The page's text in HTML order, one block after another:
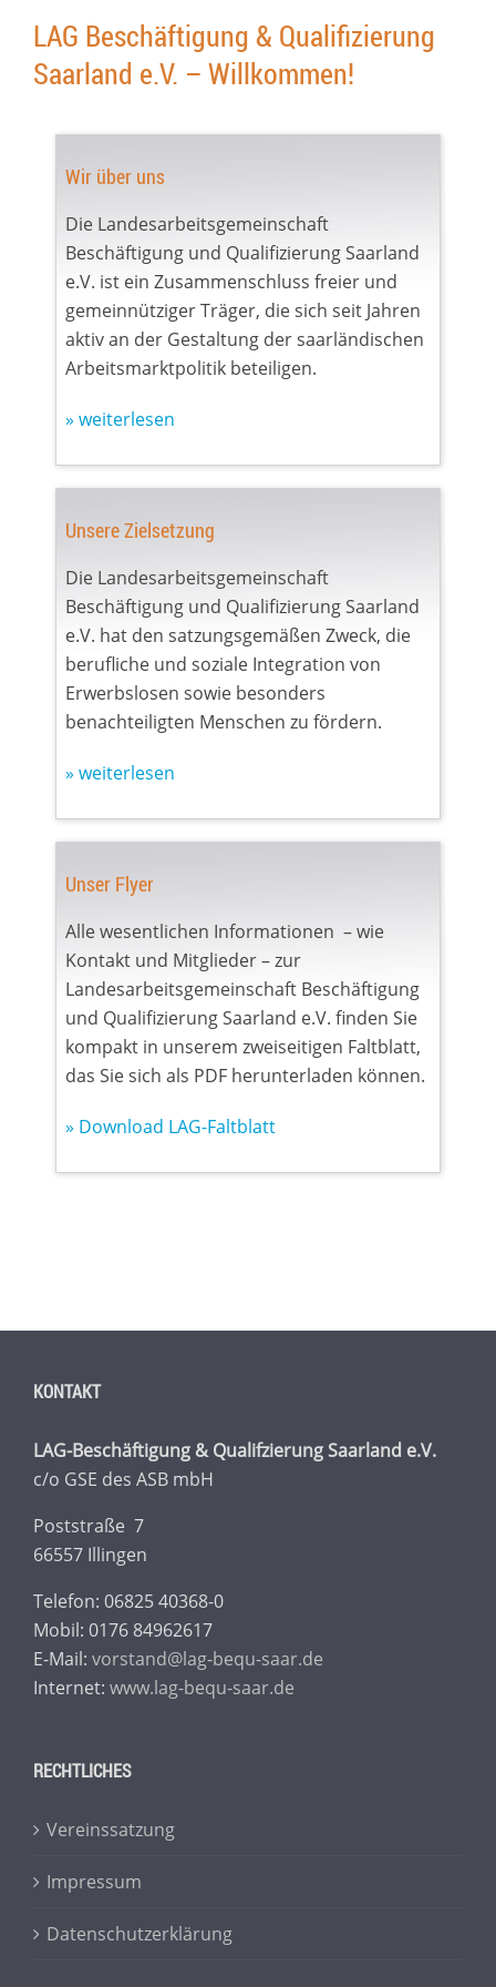
LAG Beschäftigung & Qualifizierung
Saarland e.V. – Willkommen!
Wir über uns
Die Landesarbeitsgemeinschaft
Beschäftigung und Qualifizierung Saarland
e.V. ist ein Zusammenschluss freier und
gemeinnütziger Träger, die sich seit Jahren
aktiv an der Gestaltung der saarländischen
Arbeitsmarktpolitik beteiligen.
» weiterlesen
Unsere Zielsetzung
Die Landesarbeitsgemeinschaft
Beschäftigung und Qualifizierung Saarland
e.V. hat den satzungsgemäßen Zweck, die
berufliche und soziale Integration von
Erwerbslosen sowie besonders
benachteiligten Menschen zu fördern.
» weiterlesen
Unser Flyer
Alle wesentlichen Informationen – wie
Kontakt und Mitglieder – zur
Landesarbeitsgemeinschaft Beschäftigung
und Qualifizierung Saarland e.V. finden Sie
kompakt in unserem zweiseitigen Faltblatt,
das Sie sich als PDF herunterladen können.
» Download LAG-Faltblatt
KONTAKT
LAG-Beschäftigung & Qualifzierung Saarland e.V.
c/o GSE des ASB mbH
Poststraße 7
66557 Illingen
Telefon: 06825 40368-0
Mobil: 0176 84962617
E-Mail: vorstand@lag-bequ-saar.de
Internet: www.lag-bequ-saar.de
RECHTLICHES
Vereinssatzung
Impressum
Datenschutzerklärung